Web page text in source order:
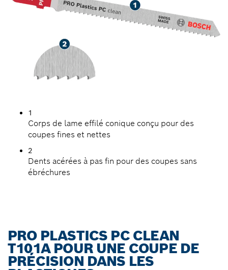
1
Corps de lame effilé conique conçu pour des
coupes fines et nettes
2
Dents acérées à pas fin pour des coupes sans
ébréchures
PRO PLASTICS PC CLEAN
T101A POUR UNE COUPE DE
PRÉCISION DANS LES